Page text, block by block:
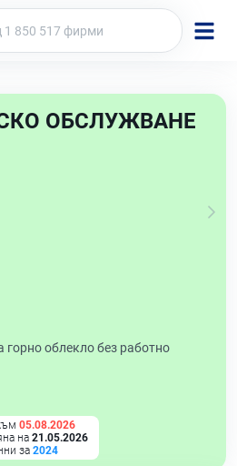
ОБСЛУЖВАНЕ
горно облекло без работно
05.08.2026
на 21.05.2026
за 2024